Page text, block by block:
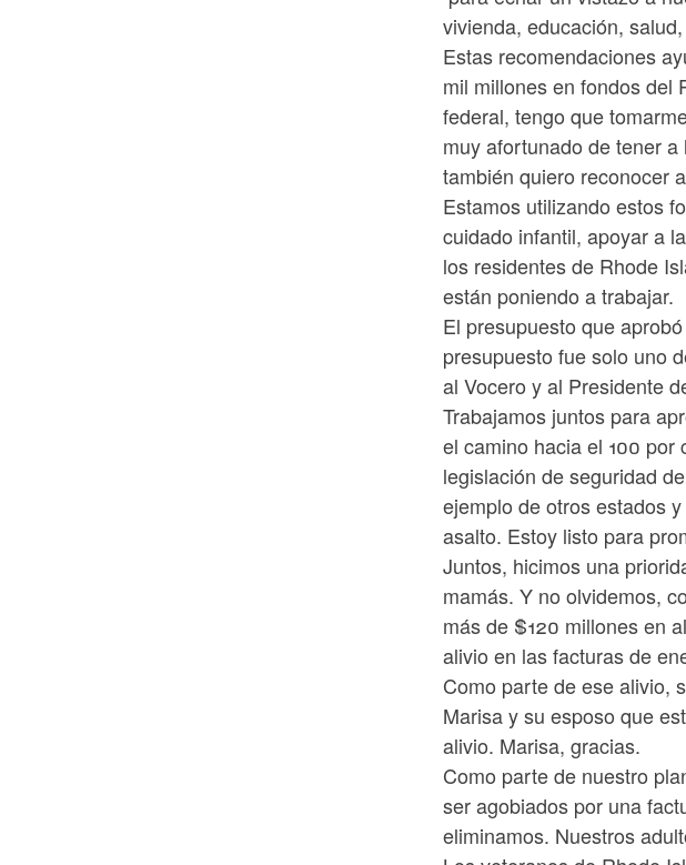
vivienda, educación,
Estas recomendaciones
mil millones en fondos del
federal, tengo que
muy afortunado de tener
también quiero reconocer
Estamos utilizando estos
cuidado infantil, apoyar a
los residentes de Rhode
están poniendo a trabajar.
El presupuesto que
presupuesto fue solo uno
al Vocero y al Presidente
Trabajamos juntos para
el camino hacia el 100
legislación de seguridad
ejemplo de otros estados
asalto. Estoy listo para
Juntos, hicimos una
mamás. Y no olvidemos,
más de $120 millones en
alivio en las facturas de
Como parte de ese alivio,
Marisa y su esposo que
alivio. Marisa, gracias.
Como parte de nuestro
ser agobiados por una
eliminamos. Nuestros